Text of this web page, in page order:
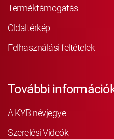
Terméktámogatás
Oldaltérkép
Felhasználási feltételek
További
A KYB névjegye
Szerelési Videók